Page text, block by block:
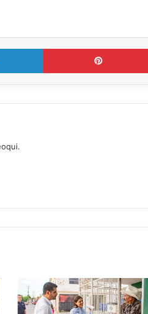
LinkedIn